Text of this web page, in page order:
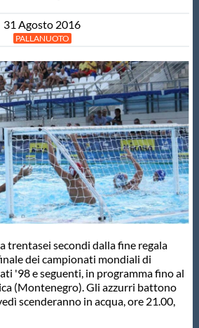
31 Agosto 2016
PALLANUOTO
trentasei secondi dalla fine regala
dei campionati mondiali di
'98 e seguenti, in programma fino al
(Montenegro). Gli azzurri battono
scenderanno in acqua, ore 21.00,